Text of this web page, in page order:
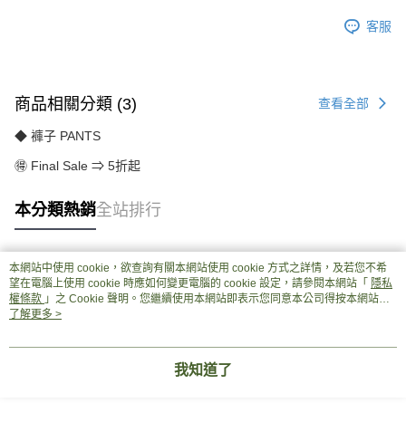
客服
商品相關分類 (3) 查看全部
◆ 褲子 PANTS
🉐 Final Sale ⇒ 5折起
本分類熱銷全站排行
熱門標籤
本網站中使用 cookie，欲查詢有關本網站使用 cookie 方式之詳情，及若您不希
望在電腦上使用 cookie 時應如何變更電腦的 cookie 設定，請參閱本網站「 隱私
權條款 」之 Cookie 聲明。您繼續使用本網站即表示您同意本公司得按本網站使
用條款之 Cookie 聲明使用 cookie。
了解更多 >
我知道了